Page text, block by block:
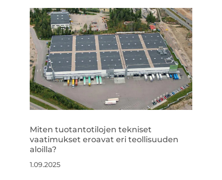
Miten tuotantotilojen tekniset
vaatimukset eroavat eri teollisuuden
aloilla?
1.09.2025